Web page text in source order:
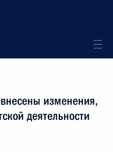
изменения,
деятельности